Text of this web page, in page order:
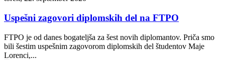
Uspešni zagovori diplomskih del na FTPO
FTPO je od danes bogateljša za šest novih diplomantov. Priča smo
bili šestim uspešnim zagovorom diplomskih del študentov Maje
Lorenci,...